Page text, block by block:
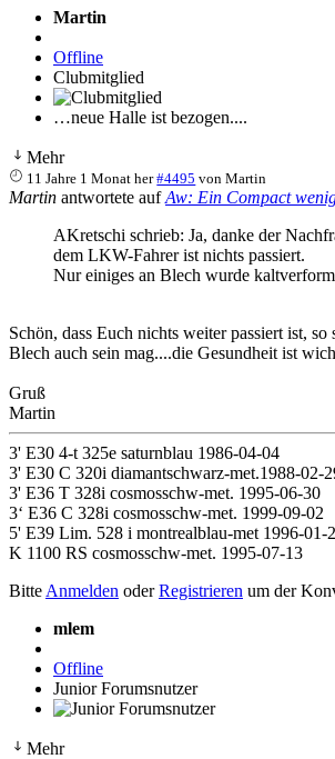
Martin
Offline
Clubmitglied
…neue Halle ist bezogen....
Mehr
11 Jahre 1 Monat her #4495 vonMartin
Martin antwortete aufAw: Ein Compact
AKretschi schrieb: Ja, danke der
dem LKW-Fahrer ist nichts passiert.
Nur einiges an Blech wurde
Schön, dass Euch nichts weiter passiert ist, so
Blech auch sein mag....die Gesundheit ist
Gruß
Martin
3' E30 4-t 325e saturnblau 1986-04-04
3' E30 C 320i diamantschwarz-met.1988-02-
3' E36 T 328i cosmosschw-met. 1995-06-30
3‘ E36 C 328i cosmosschw-met. 1999-09-02
5' E39 Lim. 528 i montrealblau-met 1996-01-
K 1100 RS cosmosschw-met. 1995-07-13
Bitte Anmelden oderRegistrieren um der
mlem
Offline
Junior Forumsnutzer
Mehr